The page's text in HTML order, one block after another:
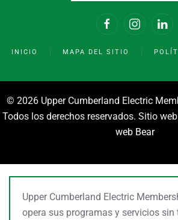
INICIO MAPA DEL SITIO
© 2026 Upper Cumberland Electric
Todos los derechos reservados. Sitio
web Bear
Upper Cumberland Electric
opera sus programas y servicios sin